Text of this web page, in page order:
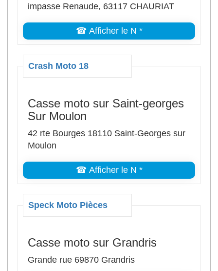
impasse Renaude, 63117 CHAURIAT
☎ Afficher le N *
Crash Moto 18
Casse moto sur Saint-georges
Sur Moulon
42 rte Bourges 18110 Saint-Georges sur
Moulon
☎ Afficher le N *
Speck Moto Pièces
Casse moto sur Grandris
Grande rue 69870 Grandris